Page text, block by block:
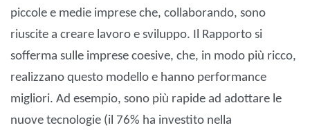
piccole e medie imprese che, collaborando, sono
riuscite a creare lavoro e sviluppo. Il Rapporto si
sofferma sulle imprese coesive, che, in modo più ricco,
realizzano questo modello e hanno performance
migliori. Ad esempio, sono più rapide ad adottare le
nuove tecnologie (il 76% ha investito nella